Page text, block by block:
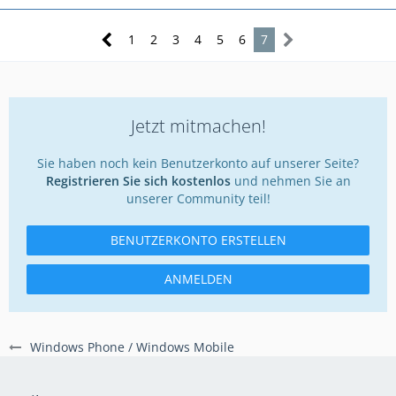
Windows Phone / Windows Mobile
1 2 3 4 5 6 7
Jetzt mitmachen!
Sie haben noch kein Benutzerkonto auf unserer Seite?
Registrieren Sie sich kostenlosund nehmen Sie an
unserer Community teil!
BENUTZERKONTO ERSTELLEN
ANMELDEN